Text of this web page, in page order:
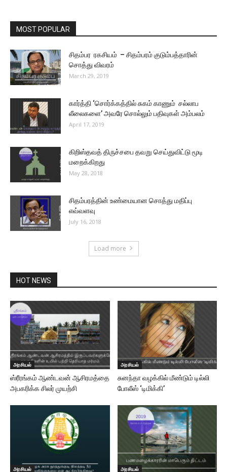
MOST POPULAR
சிதம்பர ரகசியம் – சிதம்பரம் குடும்பத்தாரின்
சொத்து விவரம்
March 29, 2019
கார்த்தி ‘சொர்க்கத்தில் சுகம் காணும் சல்லாப
லீலைகளை’ அவரே சொல்லும் பதிவுகள் அம்பலம்
April 17, 2019
கிறிஸ்தவத் திருச்சபை தவறு செய்துவிட்டு மூடி
மறைக்கிறது
May 28, 2018
சிதம்பரத்தின் உண்மையான சொத்து மதிப்பு
எவ்வளவு
July 16, 2018
Load more
HOT NEWS
அரசியல்
ஸ்ரீரங்கம் ஆண்டவன் ஆசிரமத்தை
அபகரிக்க சிலர் முயற்சி
அரசியல்
சுனந்தா வழக்கில் மீண்டும் டில்லி
போலீஸ் ‘டிமிக்கி’
அரசியல் அரசியல்